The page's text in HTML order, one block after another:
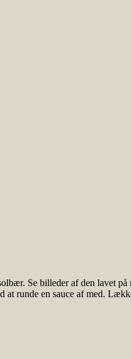
Se billeder af den lavet på
runde en sauce af med.